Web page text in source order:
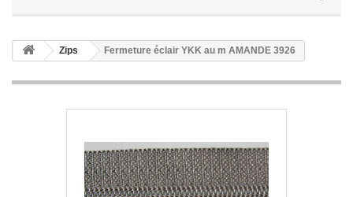
Zips Fermeture éclair YKK au m AMANDE 3926